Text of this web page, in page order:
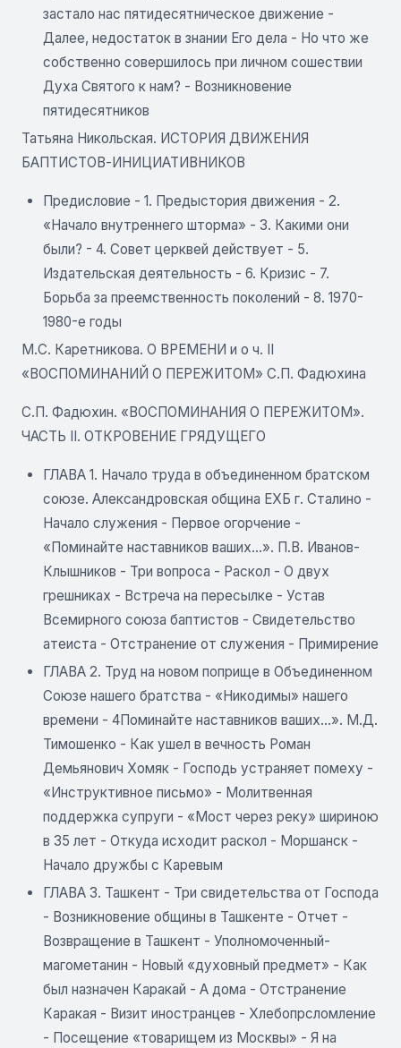
застало нас пятидесятническое движение -
Далее, недостаток в знании Его дела - Но что же
собственно совершилось при личном сошествии
Духа Святого к нам? - Возникновение
пятидесятников
Татьяна Никольская. ИСТОРИЯ ДВИЖЕНИЯ
БАПТИСТОВ-ИНИЦИАТИВНИКОВ
Предисловие - 1. Предыстория движения - 2.
«Начало внутреннего шторма» - 3. Какими они
были? - 4. Совет церквей действует - 5.
Издательская деятельность - 6. Кризис - 7.
Борьба за преемственность поколений - 8. 1970-
1980-е годы
М.С. Каретникова. О ВРЕМЕНИ и о ч. II
«ВОСПОМИНАНИЙ О ПЕРЕЖИТОМ» С.П. Фадюхина
С.П. Фадюхин. «ВОСПОМИНАНИЯ О ПЕРЕЖИТОМ».
ЧАСТЬ II. ОТКРОВЕНИЕ ГРЯДУЩЕГО
ГЛАВА 1. Начало труда в объединенном братском
союзе. Александровская община ЕХБ г. Сталино -
Начало служения - Первое огорчение -
«Поминайте наставников ваших...». П.В. Иванов-
Клышников - Три вопроса - Раскол - О двух
грешниках - Встреча на пересылке - Устав
Всемирного союза баптистов - Свидетельство
атеиста - Отстранение от служения - Примирение
ГЛАВА 2. Труд на новом поприще в Объединенном
Союзе нашего братства - «Никодимы» нашего
времени - 4Поминайте наставников ваших...». М.Д.
Тимошенко - Как ушел в вечность Роман
Демьянович Хомяк - Господь устраняет помеху -
«Инструктивное письмо» - Молитвенная
поддержка супруги - «Мост через реку» шириною
в 35 лет - Откуда исходит раскол - Моршанск -
Начало дружбы с Каревым
ГЛАВА 3. Ташкент - Три свидетельства от Господа
- Возникновение общины в Ташкенте - Отчет -
Возвращение в Ташкент - Уполномоченный-
магометанин - Новый «духовный предмет» - Как
был назначен Каракай - А дома - Отстранение
Каракая - Визит иностранцев - Хлебопрсломление
- Посещение «товарищем из Москвы» - Я на